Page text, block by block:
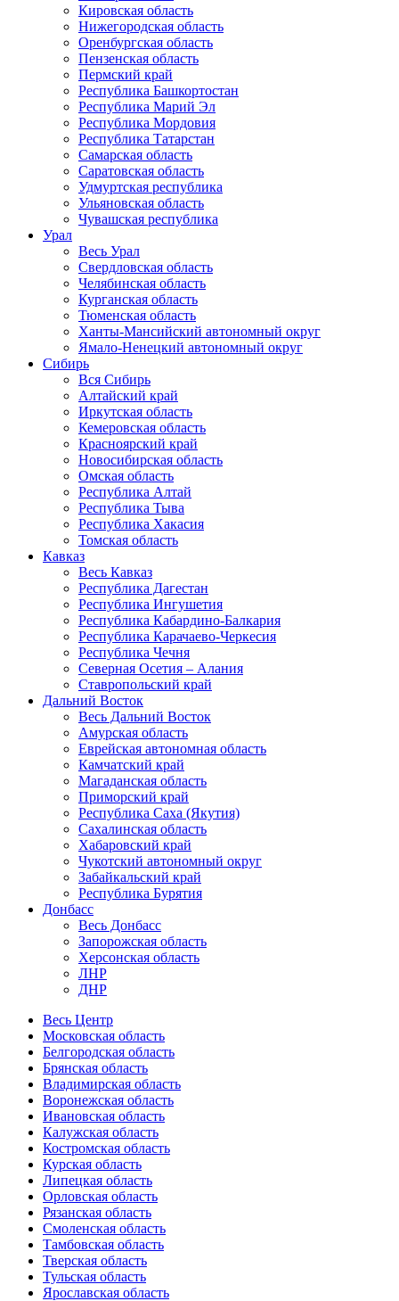
Кировская область
Нижегородская область
Оренбургская область
Пензенская область
Пермский край
Республика Башкортостан
Республика Марий Эл
Республика Мордовия
Республика Татарстан
Самарская область
Саратовская область
Удмуртская республика
Ульяновская область
Чувашская республика
Урал
Весь Урал
Свердловская область
Челябинская область
Курганская область
Тюменская область
Ханты-Мансийский автономный округ
Ямало-Ненецкий автономный округ
Сибирь
Вся Сибирь
Алтайский край
Иркутская область
Кемеровская область
Красноярский край
Новосибирская область
Омская область
Республика Алтай
Республика Тыва
Республика Хакасия
Томская область
Кавказ
Весь Кавказ
Республика Дагестан
Республика Ингушетия
Республика Кабардино-Балкария
Республика Карачаево-Черкесия
Республика Чечня
Северная Осетия – Алания
Ставропольский край
Дальний Восток
Весь Дальний Восток
Амурская область
Еврейская автономная область
Камчатский край
Магаданская область
Приморский край
Республика Саха (Якутия)
Сахалинская область
Хабаровский край
Чукотский автономный округ
Забайкальский край
Республика Бурятия
Донбасс
Весь Донбасс
Запорожская область
Херсонская область
ЛНР
ДНР
Весь Центр
Московская область
Белгородская область
Брянская область
Владимирская область
Воронежская область
Ивановская область
Калужская область
Костромская область
Курская область
Липецкая область
Орловская область
Рязанская область
Смоленская область
Тамбовская область
Тверская область
Тульская область
Ярославская область